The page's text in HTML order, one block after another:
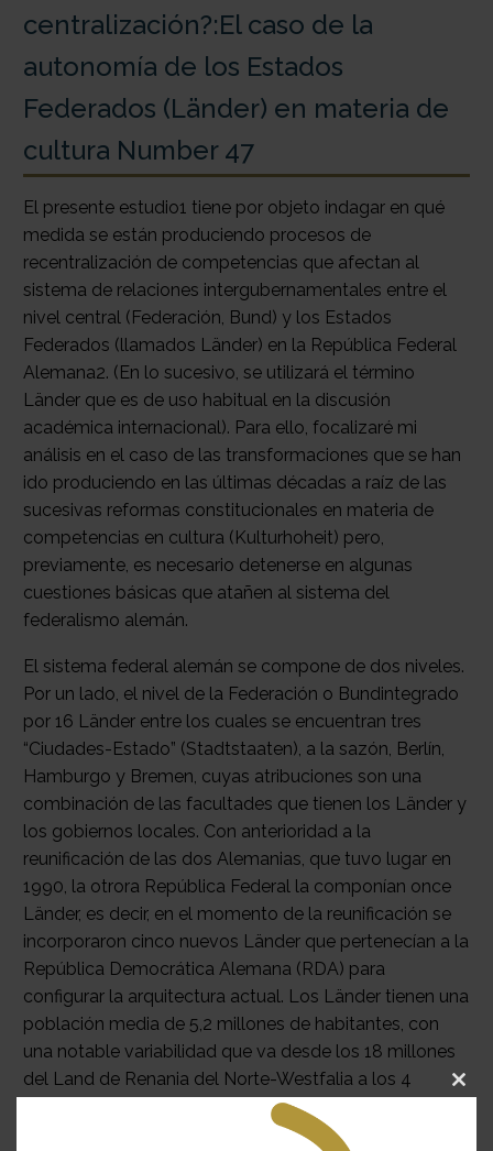
centralización?:El caso de la
autonomía de los Estados
Federados (Länder) en materia de
cultura Number 47
El presente estudio1 tiene por objeto indagar en qué
medida se están produciendo procesos de
recentralización de competencias que afectan al
sistema de relaciones intergubernamentales entre el
nivel central (Federación, Bund) y los Estados
Federados (llamados Länder) en la República Federal
Alemana2. (En lo sucesivo, se utilizará el término
Länder que es de uso habitual en la discusión
académica internacional). Para ello, focalizaré mi
análisis en el caso de las transformaciones que se han
ido produciendo en las últimas décadas a raíz de las
sucesivas reformas constitucionales en materia de
competencias en cultura (Kulturhoheit) pero,
previamente, es necesario detenerse en algunas
cuestiones básicas que atañen al sistema del
federalismo alemán.
El sistema federal alemán se compone de dos niveles.
Por un lado, el nivel de la Federación o Bundintegrado
por 16 Länder entre los cuales se encuentran tres
“Ciudades-Estado” (Stadtstaaten), a la sazón, Berlín,
Hamburgo y Bremen, cuyas atribuciones son una
combinación de las facultades que tienen los Länder y
los gobiernos locales. Con anterioridad a la
reunificación de las dos Alemanias, que tuvo lugar en
1990, la otrora República Federal la componían once
Länder, es decir, en el momento de la reunificación se
incorporaron cinco nuevos Länder que pertenecían a la
República Democrática Alemana (RDA) para
configurar la arquitectura actual. Los Länder tienen una
población media de 5,2 millones de habitantes, con
una notable variabilidad que va desde los 18 millones
del Land de Renania del Norte-Westfalia a los 4
millones en Sajonia; 994.000 en el Sarre; 3,6 millones
en Berlín y 681.000 en la ‘Ciudad-Estado’ de Bremen3.